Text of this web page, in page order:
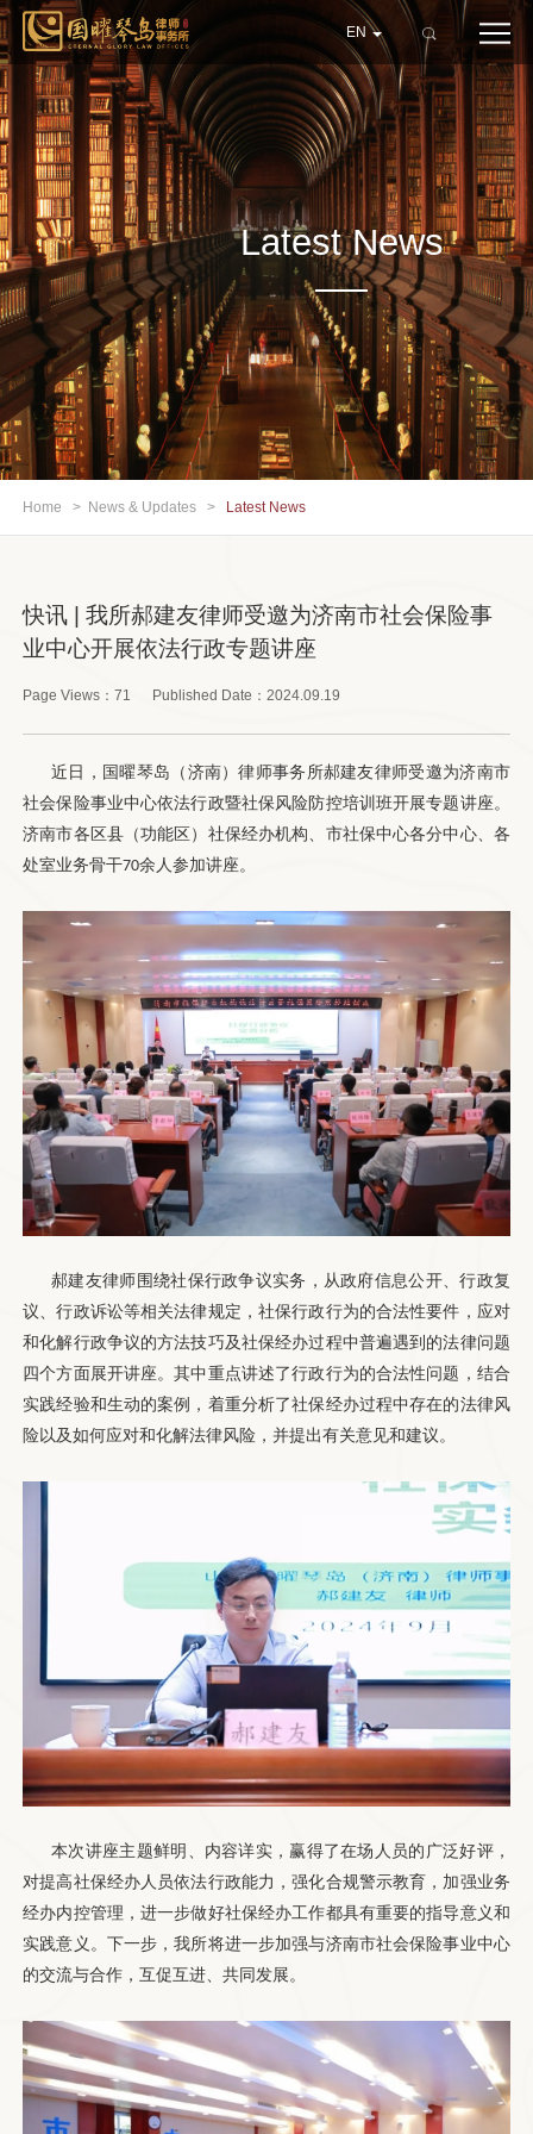
EN
Latest News
Home > News & Updates > Latest News
快讯 | 我所郝建友律师受邀为济南市社会保险事
业中心开展依法行政专题讲座
Page Views：71 Published Date：2024.09.19
近日，国曜琴岛（济南）律师事务所郝建友律师受邀为济南市
社会保险事业中心依法行政暨社保风险防控培训班开展专题讲座。
济南市各区县（功能区）社保经办机构、市社保中心各分中心、各
处室业务骨干70余人参加讲座。
郝建友律师围绕社保行政争议实务，从政府信息公开、行政复
议、行政诉讼等相关法律规定，社保行政行为的合法性要件，应对
和化解行政争议的方法技巧及社保经办过程中普遍遇到的法律问题
四个方面展开讲座。其中重点讲述了行政行为的合法性问题，结合
实践经验和生动的案例，着重分析了社保经办过程中存在的法律风
险以及如何应对和化解法律风险，并提出有关意见和建议。
本次讲座主题鲜明、内容详实，赢得了在场人员的广泛好评，
对提高社保经办人员依法行政能力，强化合规警示教育，加强业务
经办内控管理，进一步做好社保经办工作都具有重要的指导意义和
实践意义。下一步，我所将进一步加强与济南市社会保险事业中心
的交流与合作，互促互进、共同发展。